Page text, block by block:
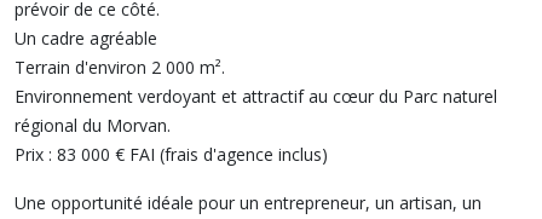
prévoir de ce côté.
Un cadre agréable
Terrain d'environ 2 000 m².
Environnement verdoyant et attractif au cœur du Parc naturel
régional du Morvan.
Prix : 83 000 € FAI (frais d'agence inclus)
Une opportunité idéale pour un entrepreneur, un artisan, un